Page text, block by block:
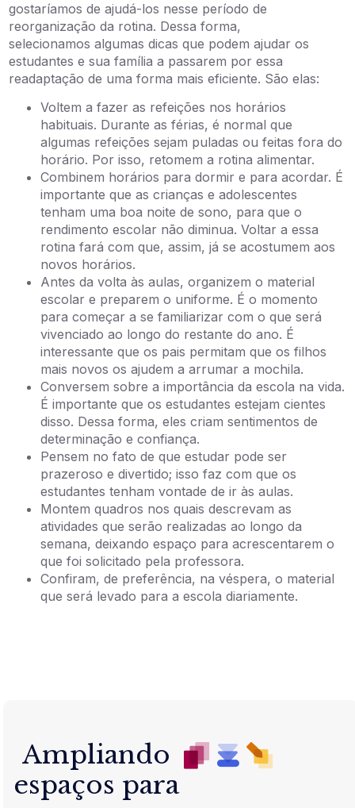
gostaríamos de ajudá-los nesse período de
reorganização da rotina. Dessa forma,
selecionamos algumas dicas que podem ajudar os
estudantes e sua família a passarem por essa
readaptação de uma forma mais eficiente. São elas:
Voltem a fazer as refeições nos horários
habituais. Durante as férias, é normal que
algumas refeições sejam puladas ou feitas fora do
horário. Por isso, retomem a rotina alimentar.
Combinem horários para dormir e para acordar. É
importante que as crianças e adolescentes
tenham uma boa noite de sono, para que o
rendimento escolar não diminua. Voltar a essa
rotina fará com que, assim, já se acostumem aos
novos horários.
Antes da volta às aulas, organizem o material
escolar e preparem o uniforme. É o momento
para começar a se familiarizar com o que será
vivenciado ao longo do restante do ano. É
interessante que os pais permitam que os filhos
mais novos os ajudem a arrumar a mochila.
Conversem sobre a importância da escola na vida.
É importante que os estudantes estejam cientes
disso. Dessa forma, eles criam sentimentos de
determinação e confiança.
Pensem no fato de que estudar pode ser
prazeroso e divertido; isso faz com que os
estudantes tenham vontade de ir às aulas.
Montem quadros nos quais descrevam as
atividades que serão realizadas ao longo da
semana, deixando espaço para acrescentarem o
que foi solicitado pela professora.
Confiram, de preferência, na véspera, o material
que será levado para a escola diariamente.
Ampliando
espaços para